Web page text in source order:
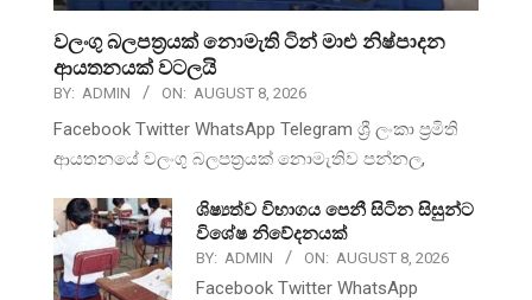
වලංගු බලපත්‍රයක් නොමැති ටින් මාළු නිෂ්පාදන
ආයතනයක් වටලයි
BY: ADMIN ON: AUGUST 8, 2026
Facebook Twitter WhatsApp Telegram ශ්‍රී ලංකා ප්‍රමිති
ආයතනයේ වලංගු බලපත්‍රයක් නොමැතිව පන්නල,
ශිෂ්‍යත්ව විභාගය පෙනී සිටින සිසුන්ට
විශේෂ නිවේදනයක්
BY: ADMIN ON: AUGUST 8, 2026
Facebook Twitter WhatsApp